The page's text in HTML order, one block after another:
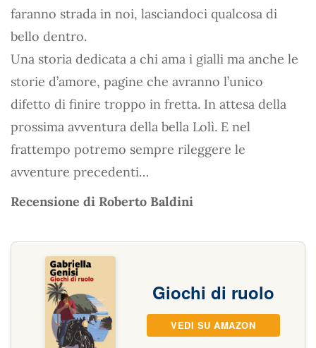
faranno strada in noi, lasciandoci qualcosa di
bello dentro.
Una storia dedicata a chi ama i gialli ma anche le
storie d’amore, pagine che avranno l’unico
difetto di finire troppo in fretta. In attesa della
prossima avventura della bella Lolì. E nel
frattempo potremo sempre rileggere le
avventure precedenti…
Recensione di Roberto Baldini
Giochi di ruolo
VEDI SU AMAZON